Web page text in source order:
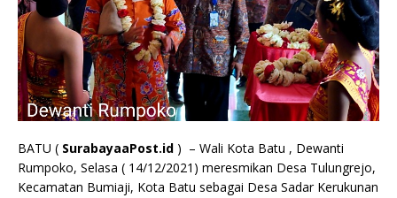
BATU ( SurabayaaPost.id ) – Wali Kota Batu , Dewanti
Rumpoko, Selasa ( 14/12/2021) meresmikan Desa Tulungrejo,
Kecamatan Bumiaji, Kota Batu sebagai Desa Sadar Kerukunan